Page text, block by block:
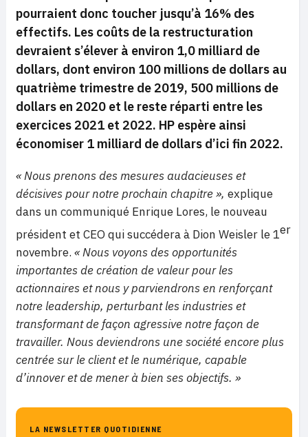
pourraient donc toucher jusqu’à 16% des
effectifs. Les coûts de la restructuration
devraient s’élever à environ 1,0 milliard de
dollars, dont environ 100 millions de dollars au
quatrième trimestre de 2019, 500 millions de
dollars en 2020 et le reste réparti entre les
exercices 2021 et 2022. HP espère ainsi
économiser 1 milliard de dollars d’ici fin 2022.
« Nous prenons des mesures audacieuses et
décisives pour notre prochain chapitre », explique
dans un communiqué Enrique Lores, le nouveau
président et CEO qui succédera à Dion Weisler le 1er
novembre. « Nous voyons des opportunités
importantes de création de valeur pour les
actionnaires et nous y parviendrons en renforçant
notre leadership, perturbant les industries et
transformant de façon agressive notre façon de
travailler. Nous deviendrons une société encore plus
centrée sur le client et le numérique, capable
d’innover et de mener à bien ses objectifs. »
LA NEWSLETTER QUOTIDIENNE